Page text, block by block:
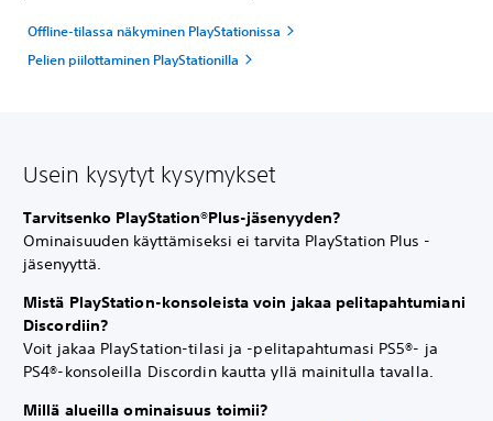
Offline-tilassa näkyminen PlayStationissa
Pelien piilottaminen PlayStationilla
Usein kysytyt kysymykset
Tarvitsenko PlayStation®Plus-jäsenyyden?
Ominaisuuden käyttämiseksi ei tarvita PlayStation Plus -
jäsenyyttä.
Mistä PlayStation-konsoleista voin jakaa pelitapahtumiani
Discordiin?
Voit jakaa PlayStation-tilasi ja -pelitapahtumasi PS5®- ja
PS4®-konsoleilla Discordin kautta yllä mainitulla tavalla.
Millä alueilla ominaisuus toimii?